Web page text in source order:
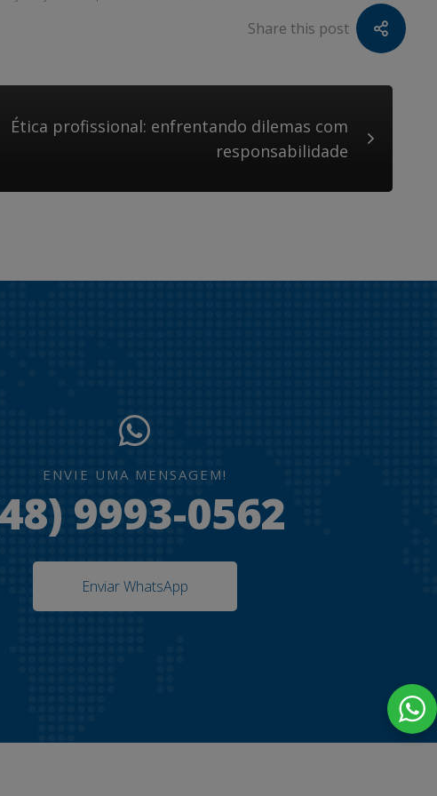
Share this post
Ética profissional: enfrentando dilemas com
responsabilidade
ENVIE UMA MENSAGEM!
9993-0562
Enviar WhatsApp